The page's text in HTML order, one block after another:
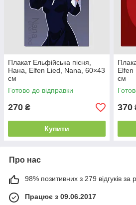
Плакат Ельфійська пісня,
Нана, Elfen Lied, Nana, 60×43
см
Готово до відправки
270 ₴
Купити
Elfen
см
370
Про нас
98% позитивних з 279 відгуків за
Працює з 09.06.2017